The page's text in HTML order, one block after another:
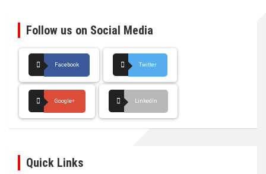
Follow us on Social Media
Facebook Twitter
Google+ LinkedIn
Quick Links